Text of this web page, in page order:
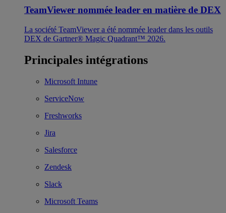
TeamViewer nommée leader en matière de DEX
La société TeamViewer a été nommée leader dans les outils
DEX de Gartner® Magic Quadrant™ 2026.
Principales intégrations
Microsoft Intune
ServiceNow
Freshworks
Jira
Salesforce
Zendesk
Slack
Microsoft Teams